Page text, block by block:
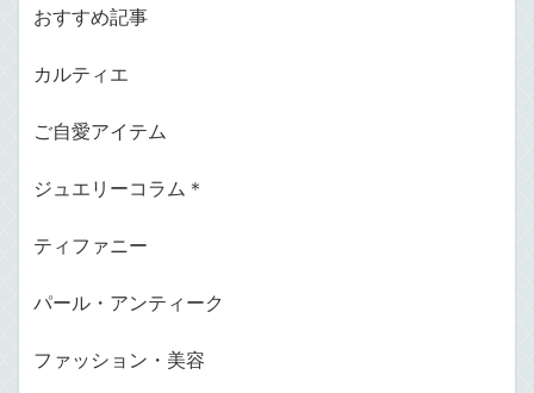
おすすめ記事
カルティエ
ご自愛アイテム
ジュエリーコラム＊
ティファニー
パール・アンティーク
ファッション・美容